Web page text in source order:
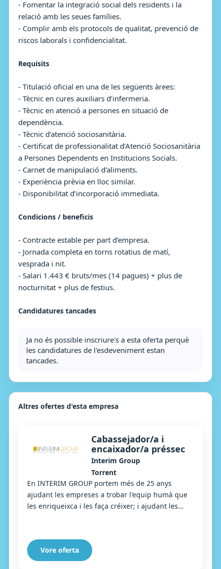
- Fomentar la integració social dels residents i la
relació amb les seues famílies.
- Complir amb els protocols de qualitat, prevenció de
riscos laborals i confidencialitat.
Requisits
- Titulació oficial en una de les següents àrees:
- Tècnic en cures auxiliars d’infermeria.
- Tècnic en atenció a persones en situació de
dependència.
- Tècnic d’atenció sociosanitària.
- Certificat de professionalitat d’Atenció Sociosanitària
a Persones Dependents en Institucions Socials.
- Carnet de manipulació d’aliments.
- Experiència prèvia en lloc similar.
- Disponibilitat d’incorporació immediata.
Condicions / beneficis
- Contracte estable per part d’empresa.
- Jornada completa en torns rotatius de matí,
vesprada i nit.
- Salari 1.443 € bruts/mes (14 pagues) + plus de
nocturnitat + plus de festius.
Candidatures tancades
Ja no és possible inscriure's a esta oferta perquè
les candidatures de l'esdeveniment estan
tancades.
Altres ofertes d'esta empresa
Cabassejador/a i
encaixador/a préssec
Interim Group
Torrent
En INTERIM GROUP portem més de 25 anys
ajudant les empreses a trobar l'equip humà que
les enriqueixca i les faça créixer; i ajudant les
Vore oferta